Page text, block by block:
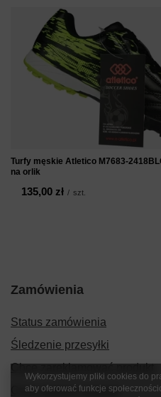
Turfy męskie Atletico M7683-
na orlik
135,00 zł / szt.
Zamówienia
Status zamówienia
Śledzenie przesyłki
Chcę zareklamować produkt
Chcę zwrócić produkt
Wykorzystujemy pliki cookies do
aby oferować funkcje